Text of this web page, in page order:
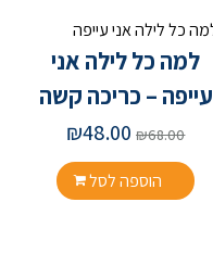
למה כל לילה אני
עייפה – כריכה קשה
₪68.00
₪48.00
הוספה לסל